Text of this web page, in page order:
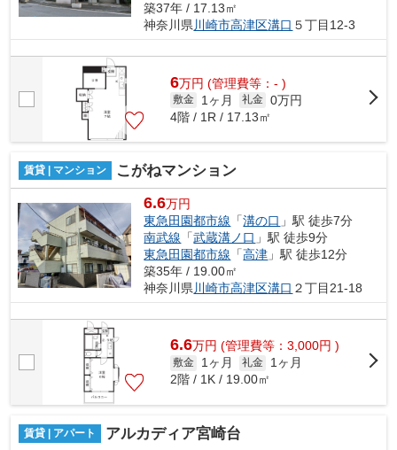
築37年 / 17.13㎡
神奈川県 川崎市高津区溝口 ５丁目12-3
6万円 (管理費等：- )
敷金 1ヶ月 礼金 0万円
4階 / 1R / 17.13㎡
賃貸 | マンション こがねマンション
6.6万円
東急田園都市線 「溝の口 」駅 徒歩7分
南武線 「武蔵溝ノ口 」駅 徒歩9分
東急田園都市線 「高津 」駅 徒歩12分
築35年 / 19.00㎡
神奈川県 川崎市高津区溝口 ２丁目21-18
6.6万円 (管理費等：3,000円 )
敷金 1ヶ月 礼金
1ヶ月
2階 / 1K / 19.00㎡
賃貸 | アパート アルカディア宮崎台